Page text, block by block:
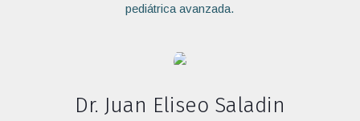
pediátrica avanzada.
Dr. Juan Eliseo Saladin